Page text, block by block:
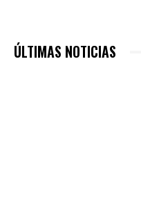
ÚLTIMAS NOTICIAS